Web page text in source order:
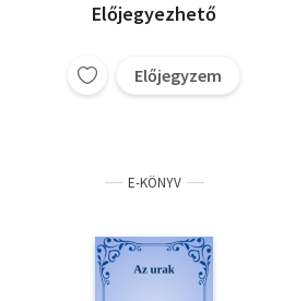
Előjegyezhető
Előjegyzem
E-KÖNYV